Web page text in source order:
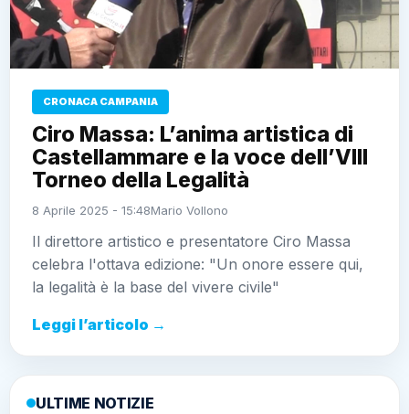
CRONACA CAMPANIA
Ciro Massa: L’anima artistica di
Castellammare e la voce dell’VIII
Torneo della Legalità
8 Aprile 2025 - 15:48Mario Vollono
Il direttore artistico e presentatore Ciro Massa
celebra l'ottava edizione: "Un onore essere qui,
la legalità è la base del vivere civile"
Leggi l’articolo →
ULTIME NOTIZIE